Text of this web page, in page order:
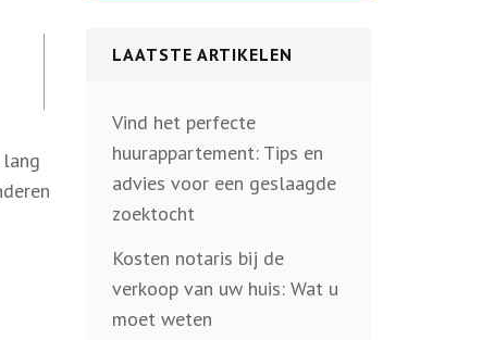
LAATSTE ARTIKELEN
Vind het perfecte
huurappartement: Tips en
advies voor een geslaagde
zoektocht
Kosten notaris bij de
verkoop van uw huis: Wat u
moet weten